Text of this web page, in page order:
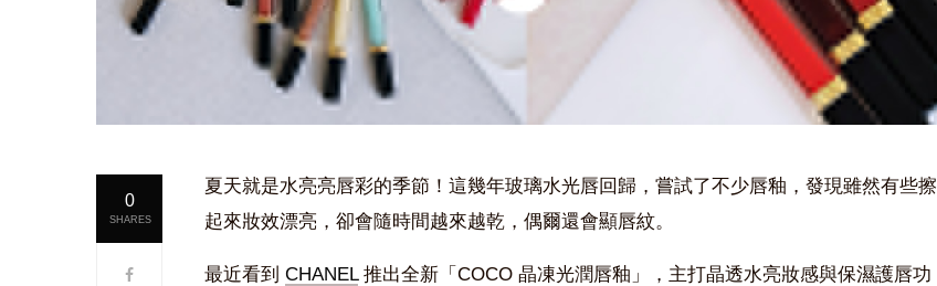
0
SHARES
夏天就是水亮亮唇彩的季節！這幾年玻璃水光唇回歸，嘗試了不少唇釉，發現雖然有些擦
起來妝效漂亮，卻會隨時間越來越乾，偶爾還會顯唇紋。
最近看到 CHANEL推出全新「COCO 晶凍光潤唇釉」，主打晶透水亮妝感與保濕護唇功